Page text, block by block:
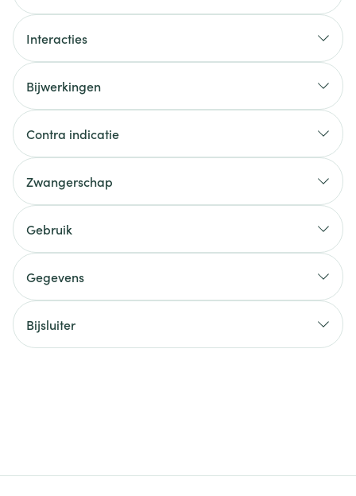
Interacties
Bijwerkingen
Contra indicatie
Zwangerschap
Gebruik
Gegevens
Bijsluiter